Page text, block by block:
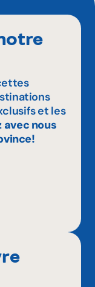
et les
avec nous